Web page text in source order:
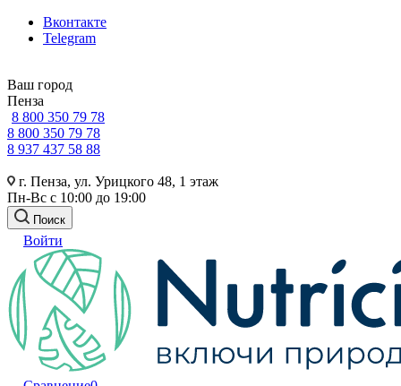
Вконтакте
Telegram
Ваш город
Пенза
8 800 350 79 78
8 800 350 79 78
8 937 437 58 88
г. Пенза, ул. Урицкого 48, 1 этаж
Пн-Вс с 10:00 до 19:00
Поиск
Войти